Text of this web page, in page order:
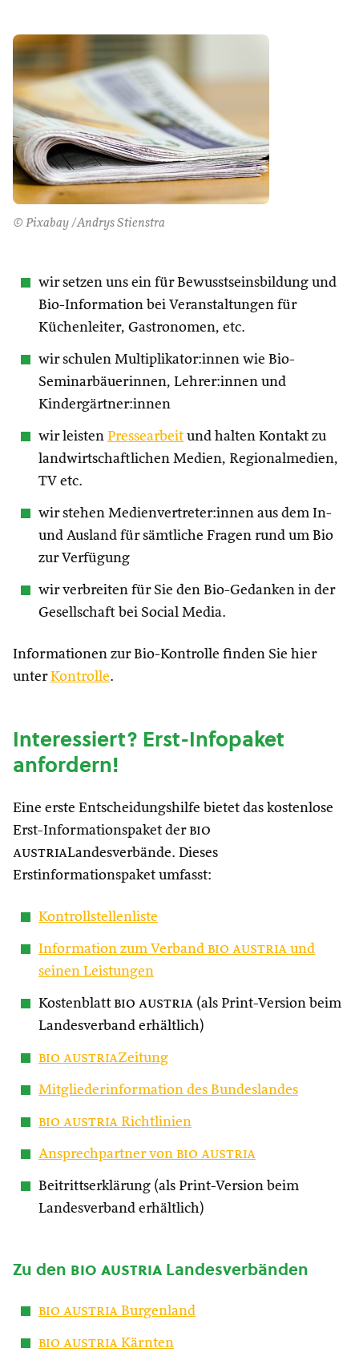
© Pixabay /Andrys Stienstra
wir setzen uns ein für Bewusstseinsbildung und
Bio-Information bei Veranstaltungen für
Küchenleiter, Gastronomen, etc.
wir schulen Multiplikator:innen wie Bio-
Seminarbäuerinnen, Lehrer:innen und
Kindergärtner:innen
wir leisten Pressearbeit und halten Kontakt zu
landwirtschaftlichen Medien, Regionalmedien,
TV etc.
wir stehen Medienvertreter:innen aus dem In-
und Ausland für sämtliche Fragen rund um Bio
zur Verfügung
wir verbreiten für Sie den Bio-Gedanken in der
Gesellschaft bei Social Media.
Informationen zur Bio-Kontrolle finden Sie hier
unterKontrolle.
Interessiert? Erst-Infopaket
anfordern!
Eine erste Entscheidungshilfe bietet das kostenlose
Erst-Informationspaket der bio
austriaLandesverbände. Dieses
Erstinformationspaket umfasst:
Kontrollstellenliste
Information zum Verband bio austria und
seinen Leistungen
Kostenblatt bio austria (als Print-Version beim
Landesverband erhältlich)
bio austriaZeitung
Mitgliederinformation des Bundeslandes
bio austria Richtlinien
Ansprechpartner von bio austria
Beitrittserklärung (als Print-Version beim
Landesverband erhältlich)
Zu den bio austria Landesverbänden
bio austria Burgenland
bio austria Kärnten